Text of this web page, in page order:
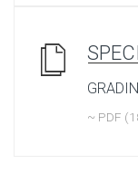
~ PDF